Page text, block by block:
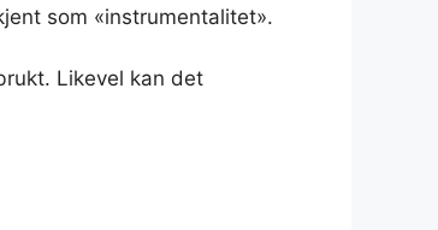
som «instrumentalitet».
Likevel kan det